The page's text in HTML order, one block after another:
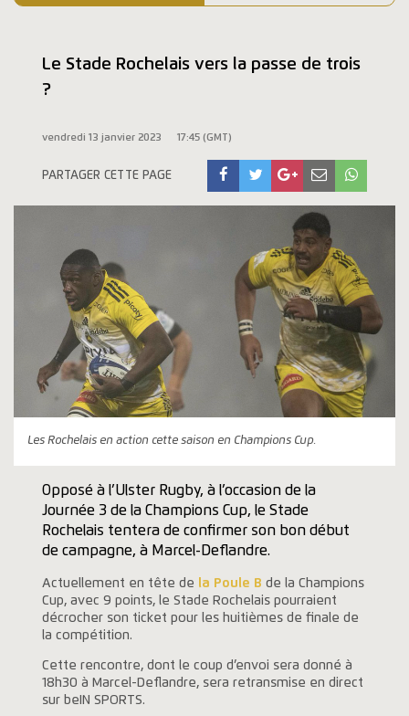
Le Stade Rochelais vers la passe de trois
?
vendredi 13 janvier 2023 17:45 (GMT)
PARTAGER CETTE PAGE
Les Rochelais en action cette saison en Champions Cup.
Opposé à l’Ulster Rugby, à l’occasion de la
Journée 3 de la Champions Cup, le Stade
Rochelais tentera de confirmer son bon début
de campagne, à Marcel-Deflandre.
Actuellement en tête de la Poule B de la Champions
Cup, avec 9 points, le Stade Rochelais pourraient
décrocher son ticket pour les huitièmes de finale de
la compétition.
Cette rencontre, dont le coup d’envoi sera donné à
18h30 à Marcel-Deflandre, sera retransmise en direct
sur beIN SPORTS.